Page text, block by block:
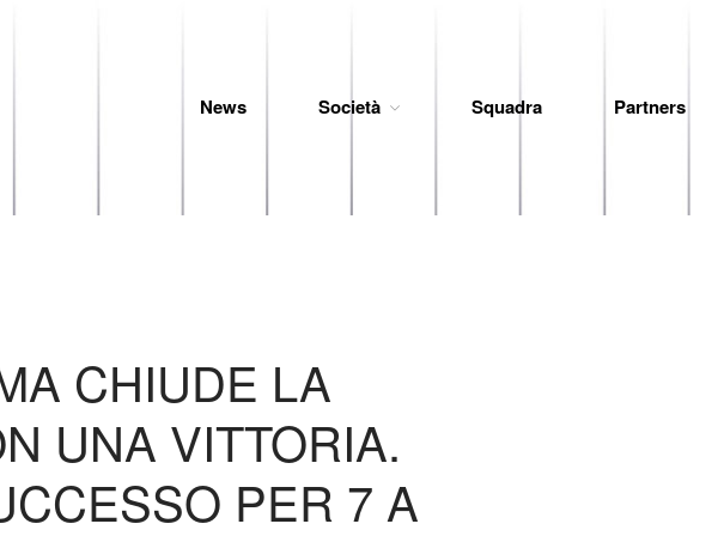
News Società Squadra Partners
CHIUDE LA
UNA VITTORIA.
PER 7 A